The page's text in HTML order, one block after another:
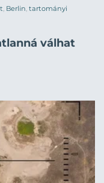
Berlin tartományi
válhat